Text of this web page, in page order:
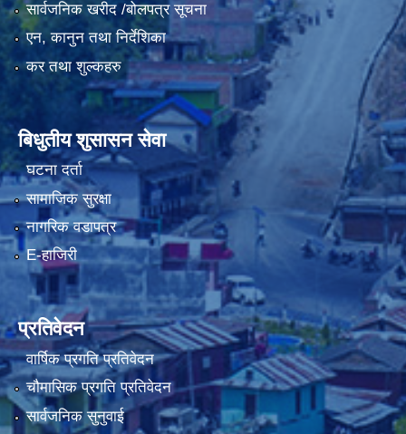
सार्वजनिक खरीद /बोलपत्र सूचना
एन, कानुन तथा निर्देशिका
कर तथा शुल्कहरु
बिधुतीय शुसासन सेवा
घटना दर्ता
सामाजिक सुरक्षा
नागरिक वडापत्र
E-हाजिरी
प्रतिवेदन
वार्षिक प्रगति प्रतिवेदन
चौमासिक प्रगति प्रतिवेदन
सार्वजनिक सुनुवाई